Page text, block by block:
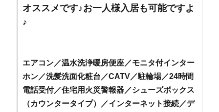
オススメです♪お一人様入居も可能ですよ
♪
エアコン／温水洗浄暖房便座／モニタ付インター
ホン／洗髪洗面化粧台／CATV／駐輪場／24時間
電話受付／住宅用火災警報器／シューズボックス
（カウンタータイプ）／インターネット接続／デ